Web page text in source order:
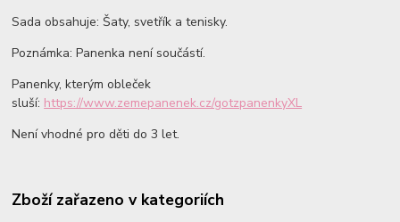
Sada obsahuje: Šaty, svetřík a tenisky.
Poznámka: Panenka není součástí.
Panenky, kterým obleček
sluší: https://www.zemepanenek.cz/gotzpanenkyXL
Není vhodné pro děti do 3 let.
Zboží zařazeno v kategoriích